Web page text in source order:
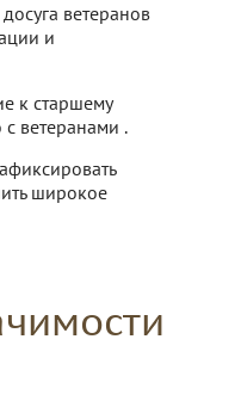
ветеранов
и
к старшему
ветеранами .
широкое